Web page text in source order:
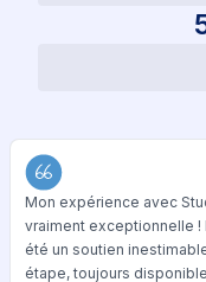
Mon expérience avec
vraiment exceptionnelle !
été un soutien
étape, toujours